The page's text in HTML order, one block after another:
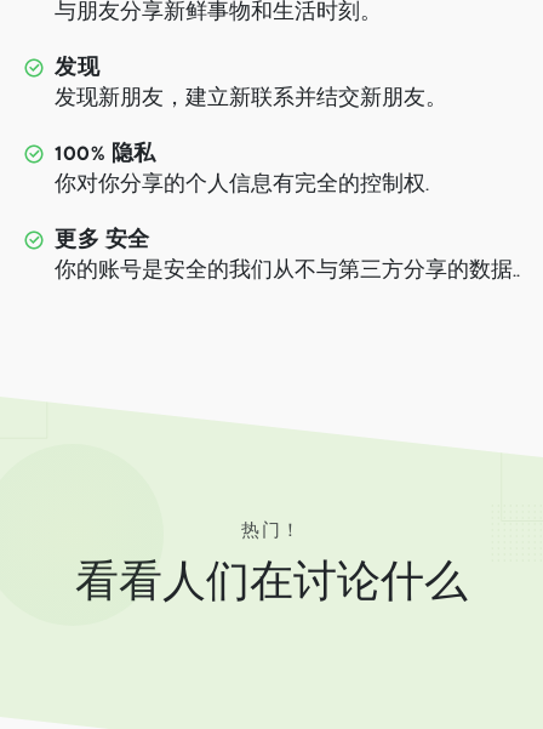
与朋友分享新鲜事物和生活时刻。
发现
发现新朋友，建立新联系并结交新朋友。
100% 隐私
你对你分享的个人信息有完全的控制权.
更多 安全
你的账号是安全的我们从不与第三方分享的数据..
热门！
看看人们在讨论什么